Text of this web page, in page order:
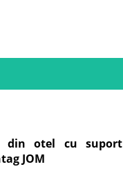
din otel cu suport
JOM